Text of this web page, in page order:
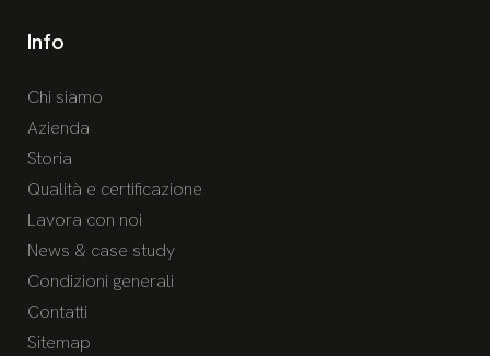
Info
Chi siamo
Azienda
Storia
Qualità e certificazione
Lavora con noi
News & case study
Condizioni generali
Contatti
Sitemap